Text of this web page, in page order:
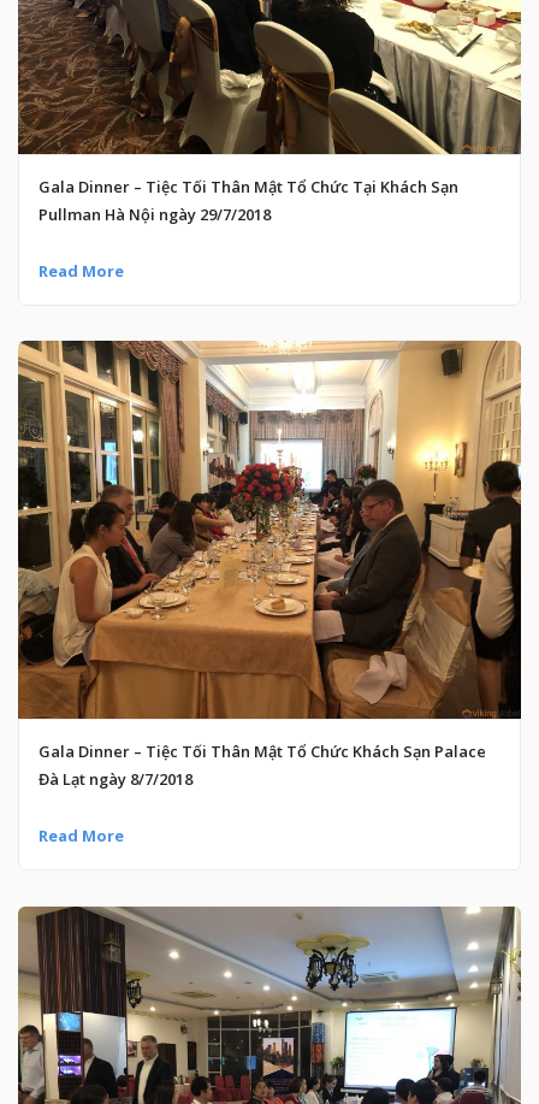
Gala Dinner – Tiệc Tối Thân Mật Tổ Chức Tại Khách Sạn
Pullman Hà Nội ngày 29/7/2018
Read More
Gala Dinner – Tiệc Tối Thân Mật Tổ Chức Khách Sạn Palace
Đà Lạt ngày 8/7/2018
Read More